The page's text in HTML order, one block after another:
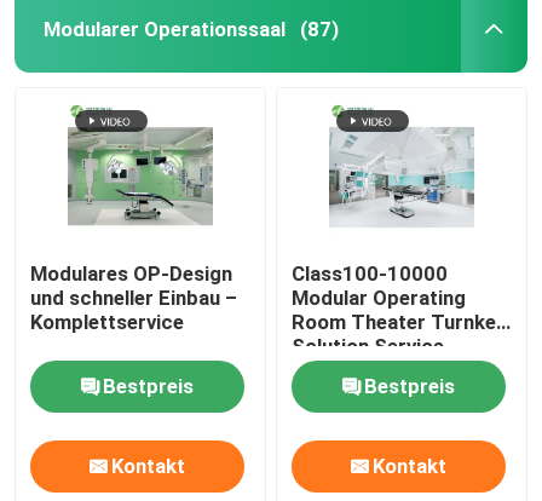
Operationssaal für Chirurgie
Krankenhaus-Operationssaal
Pharmazeutische Reinraum-Tür
Wand-Sandwich-Platten
Modularer Operationssaal (87)
Modulares OP-Design
und schneller Einbau –
Komplettservice
Bestpreis
Kontakt
Class100-10000
Modular Operating
Room Theater Turnkey
Solution Service
Bestpreis
Kontakt